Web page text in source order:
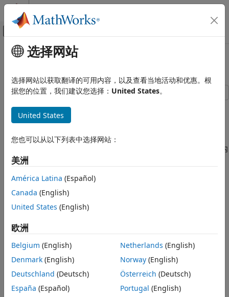
跳到内容
画布外导航菜单切换
文档主页
Financial Toolbox
创建应用于金融领域的时间表
Financial Toolbox
应用于金融领域的时间表的常见操作
Financial Toolbox
时间表在金融领域的应用
绘制技术指标图
使用时间表处理金融数据
另请参阅
主要内容
使用时间表处理金融数据
使用时间表根据模拟的每日股票数据可视化和计算每周统计数据。
中，加载以下内
容：
与收盘价相对应的日期，
开盘价， TMW_OPEN
股价每日低点，
收盘价，
每日交易量，
选择网站
选择网站以获取翻译的可用内容，以及查看当地活动和优惠。根
据您的位置，我们建议您选择： United States。
United States
您也可以从以下列表中选择网站：
美洲
América Latina (Español)
Canada (English)
United States (English)
欧洲
Belgium (English)
Denmark (English)
Deutschland (Deutsch)
España (Español)
Netherlands (English)
Norway(English)
Österreich (Deutsch)
Portugal (English)